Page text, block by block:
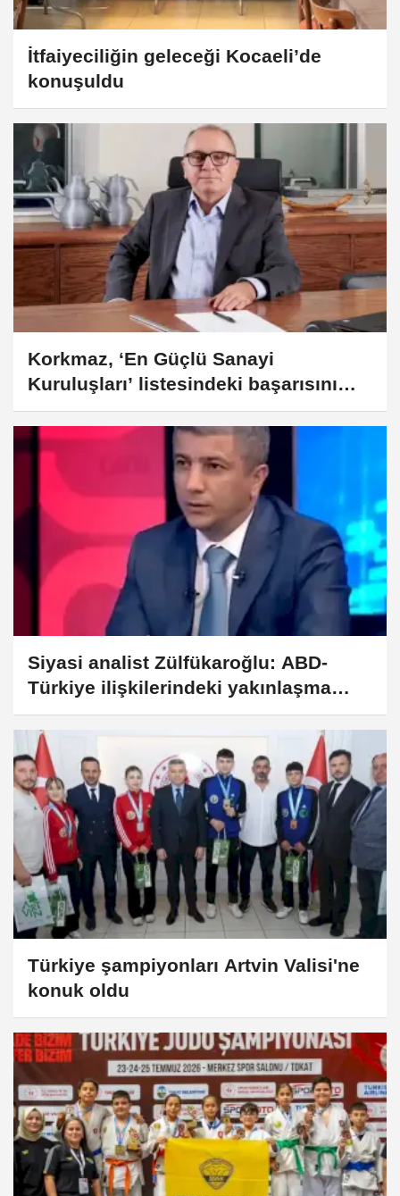
İtfaiyeciliğin geleceği Kocaeli’de
konuşuldu
Korkmaz, ‘En Güçlü Sanayi
Kuruluşları’ listesindeki başarısını
sürdürüyor
Siyasi analist Zülfükaroğlu: ABD-
Türkiye ilişkilerindeki yakınlaşma
İsrail'i rahatsız ediyor
Türkiye şampiyonları Artvin Valisi'ne
konuk oldu